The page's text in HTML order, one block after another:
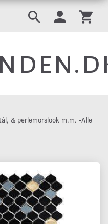
& perlemorslook m.m. -Alle